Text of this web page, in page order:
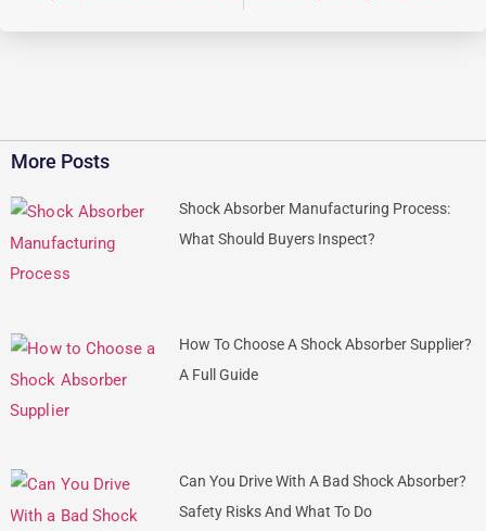
More Posts
Shock Absorber Manufacturing Process:
What Should Buyers Inspect?
How To Choose A Shock Absorber Supplier?
A Full Guide
Can You Drive With A Bad Shock Absorber?
Safety Risks And What To Do